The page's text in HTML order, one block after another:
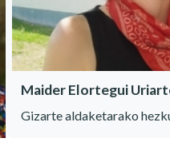
Maider Elortegui
Gizarte aldaketarako